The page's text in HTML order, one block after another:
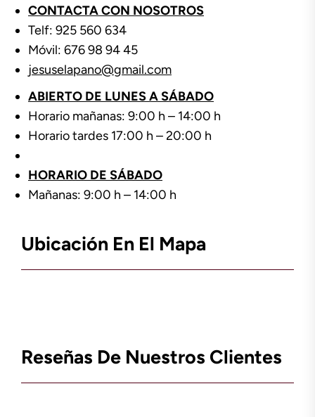
CONTACTA CON NOSOTROS
Telf: 925 560 634
Móvil: 676 98 94 45
jesuselapano@gmail.com
ABIERTO DE LUNES A SÁBADO
Horario mañanas: 9:00 h – 14:00 h
Horario tardes 17:00 h – 20:00 h
HORARIO DE SÁBADO
Mañanas: 9:00 h – 14:00 h
Ubicación En El Mapa
Reseñas De Nuestros Clientes